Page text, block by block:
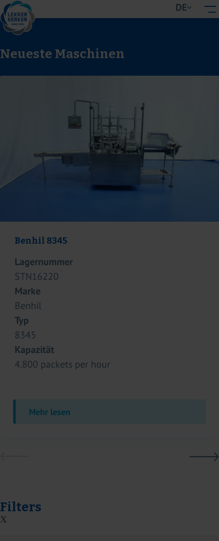
DE
Neueste Maschinen
Stephan UHT VM/CR 44
Lagernummer
STN16145
Marke
Stephan
Typ
UHT VM/CR 44
Kapazität
40-100 kilograms per hour
Mehr lesen
Filters
X